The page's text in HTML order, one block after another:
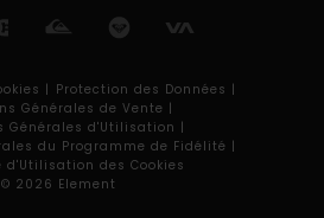
| Protection des Données |
Générales de Vente |
Générales d'Utilisation |
du Programme de Fidélité |
d'Utilisation des Cookies
© 2026 Element